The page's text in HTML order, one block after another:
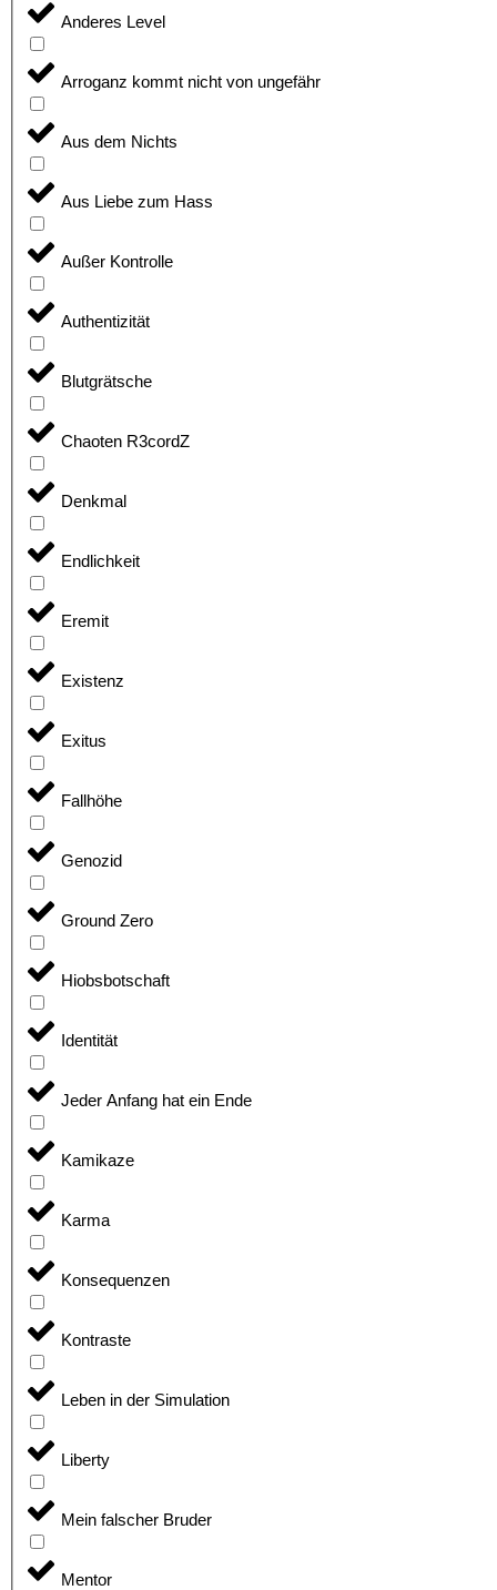
Anderes Level
Arroganz kommt nicht von ungefähr
Aus dem Nichts
Aus Liebe zum Hass
Außer Kontrolle
Authentizität
Blutgrätsche
Chaoten R3cordZ
Denkmal
Endlichkeit
Eremit
Existenz
Exitus
Fallhöhe
Genozid
Ground Zero
Hiobsbotschaft
Identität
Jeder Anfang hat ein Ende
Kamikaze
Karma
Konsequenzen
Kontraste
Leben in der Simulation
Liberty
Mein falscher Bruder
Mentor